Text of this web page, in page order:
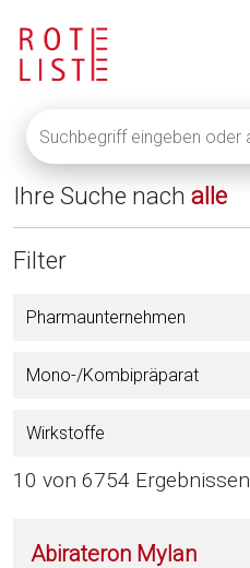
eingeben
oder
auf
die
Lupe
alle
anzuzeigen
Ihre Suche nach alle
Filter
Pharmaunternehmen
Mono-/Kombipräparat
Wirkstoffe
10 von 6754 Ergebnissen
Abirateron Mylan